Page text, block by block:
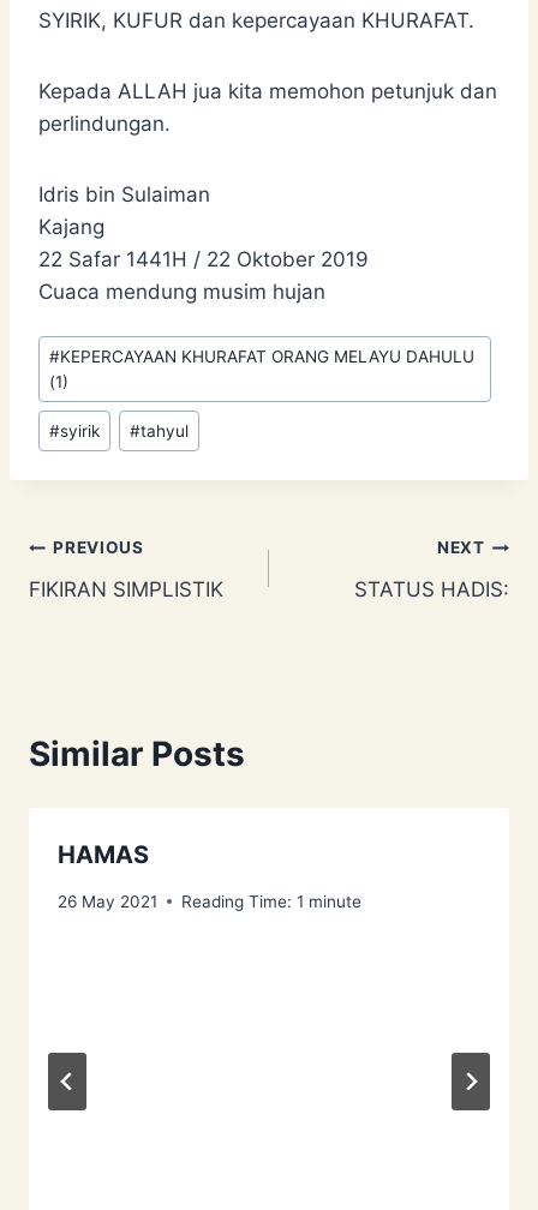
SYIRIK, KUFUR dan kepercayaan KHURAFAT.
Kepada ALLAH jua kita memohon petunjuk dan
perlindungan.
Idris bin Sulaiman
Kajang
22 Safar 1441H / 22 Oktober 2019
Cuaca mendung musim hujan
Post
Tags:
#KEPERCAYAAN KHURAFAT ORANG MELAYU DAHULU
(1)
#syirik #tahyul
Post
navigation
PREVIOUS
FIKIRAN SIMPLISTIK
NEXT
STATUS HADIS:
Similar Posts
HAMAS
26 May 2021 Reading Time: 1 minute